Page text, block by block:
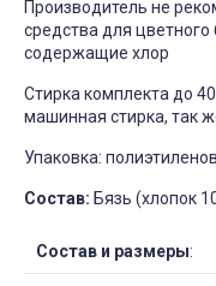
Производитель не
средства для цветного
содержащие хлор
Стирка комплекта до
машинная стирка, так
Упаковка:
Состав: Бязь (хлопок
Состав и размеры: